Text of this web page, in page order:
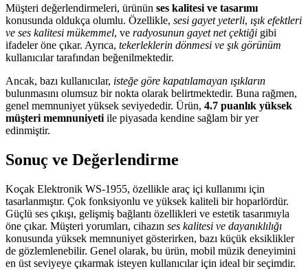
Müşteri değerlendirmeleri, ürünün ses kalitesi ve tasarımı
konusunda oldukça olumlu. Özellikle, sesi gayet yeterli, ışık efektleri
ve ses kalitesi mükemmel, ve radyosunun gayet net çektiği gibi
ifadeler öne çıkar. Ayrıca, tekerleklerin dönmesi ve şık görünüm
kullanıcılar tarafından beğenilmektedir.
Ancak, bazı kullanıcılar, isteğe göre kapatılamayan ışıkların
bulunmasını olumsuz bir nokta olarak belirtmektedir. Buna rağmen,
genel memnuniyet yüksek seviyededir. Ürün, 4.7 puanlık yüksek
müşteri memnuniyetiile piyasada kendine sağlam bir yer
edinmiştir.
Sonuç ve Değerlendirme
Koçak Elektronik WS-1955, özellikle araç içi kullanımı için
tasarlanmıştır. Çok fonksiyonlu ve yüksek kaliteli bir hoparlördür.
Güçlü ses çıkışı, gelişmiş bağlantı özellikleri ve estetik tasarımıyla
öne çıkar. Müşteri yorumları, cihazın ses kalitesi ve dayanıklılığı
konusunda yüksek memnuniyet gösterirken, bazı küçük eksiklikler
de gözlemlenebilir. Genel olarak, bu ürün, mobil müzik deneyimini
en üst seviyeye çıkarmak isteyen kullanıcılar için ideal bir seçimdir.